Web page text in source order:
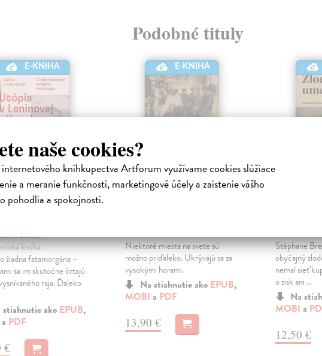
naše cookies?
internetového kníhkupectva Artforum využívame cookies slúžiace
a meranie funkčnosti, marketingové účely a zaistenie vášho
pohodlia a spokojnosti.
Podobné tituly
E-KNIHA
v Leninovej
Lukáš|
kniha
žiadna fatamorgána –
sa im skutočne črtajú
raja. Ďaleko
stiahnutie ako EPUB,
a PDF
€
E-KNIHA
kniha
Niektoré miesta na svete sú
možno priďaleko. Ukrývajú sa za
vysokými horami.
Na stiahnutie ako EPUB,
MOBI a PDF
13,90 €
Zlodej
kniha
Stéphane
obyčajný
nemal sieť
o zisk ani ...
Na
MOBI a
12,50 €